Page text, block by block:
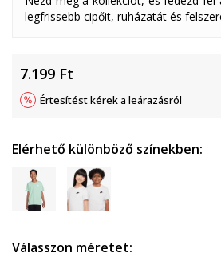
legfrissebb cipőit, ruházatát és
7.199 Ft
Értesítést kérek a leárazásról
Elérhető különböző színekben:
Válasszon méretet: